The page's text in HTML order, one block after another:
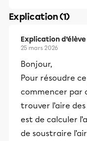
Explication (1)
Explication d’élève
25 mars 2026
Bonjour,
Pour résoudre
commencer par
trouver l’aire
est de calculer
de soustraire